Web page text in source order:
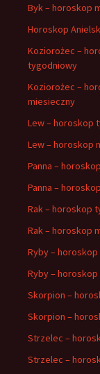
Byk – horoskop
Horoskop
Koziorożec –
tygodniowy
Koziorożec –
miesieczny
Lew – horoskop
Lew – horoskop
Panna –
Panna –
Rak – horoskop
Rak – horoskop
Ryby –
Ryby –
Skorpion –
Skorpion –
Strzelec –
Strzelec –